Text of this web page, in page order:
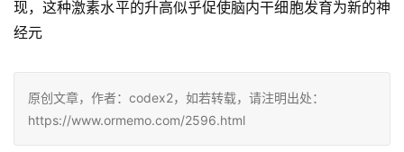
现，这种激素水平的升高似乎促使脑内干细胞发育为新的神
经元
原创文章，作者：codex2，如若转载，请注明出处：
https://www.ormemo.com/2596.html